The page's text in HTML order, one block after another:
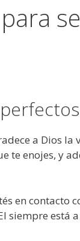
a Dios la
te enojes, y
en contacto
siempre está